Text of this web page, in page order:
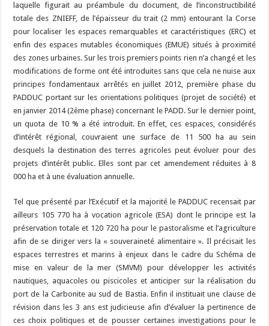
laquelle figurait au préambule du document, de l’inconstructibilité
totale des ZNIEFF, de l’épaisseur du trait (2 mm) entourant la Corse
pour localiser les espaces remarquables et caractéristiques (ERC) et
enfin des espaces mutables économiques (EMUE) situés à proximité
des zones urbaines. Sur les trois premiers points rien n’a changé et les
modifications de forme ont été introduites sans que cela ne nuise aux
principes fondamentaux arrêtés en juillet 2012, première phase du
PADDUC portant sur les orientations politiques (projet de société) et
en janvier 2014 (2ème phase) concernant le PADD. Sur le dernier point,
un quota de 10 % a été introduit. En effet, ces espaces, considérés
d’intérêt régional, couvraient une surface de 11 500 ha au sein
desquels la destination des terres agricoles peut évoluer pour des
projets d’intérêt public. Elles sont par cet amendement réduites à 8
000 ha et à une évaluation annuelle.
Tel que présenté par l’Exécutif et la majorité le PADDUC recensait par
ailleurs 105 770 ha à vocation agricole (ESA) dont le principe est la
préservation totale et 120 720 ha pour le pastoralisme et l’agriculture
afin de se diriger vers la « souveraineté alimentaire ». Il précisait les
espaces terrestres et marins à enjeux dans le cadre du Schéma de
mise en valeur de la mer (SMVM) pour développer les activités
nautiques, aquacoles ou piscicoles et anticiper sur la réalisation du
port de la Carbonite au sud de Bastia. Enfin il instituait une clause de
révision dans les 3 ans est judicieuse afin d’évaluer la pertinence de
ces choix politiques et de pousser certaines investigations pour le